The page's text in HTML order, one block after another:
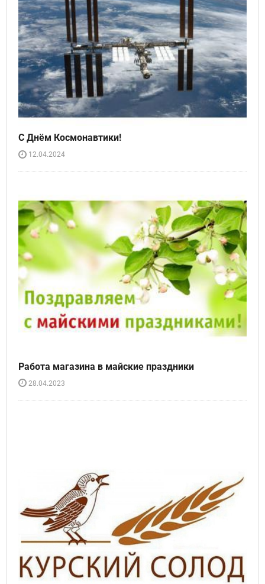
С Днём Космонавтики!
12.04.2024
Работа магазина в майские праздники
28.04.2023